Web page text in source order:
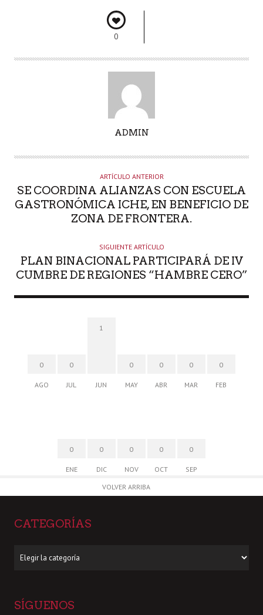
0
T
R
ADMIN
ARTÍCULO ANTERIOR
SE COORDINA ALIANZAS CON ESCUELA
GASTRONÓMICA ICHE, EN BENEFICIO DE
ZONA DE FRONTERA.
SIGUIENTE ARTÍCULO
PLAN BINACIONAL PARTICIPARÁ DE IV
CUMBRE DE REGIONES “HAMBRE CERO”
0
AGO
0
JUL
1
JUN
0
MAY
0
ABR
0
MAR
0
FEB
0
ENE
0
DIC
0
NOV
0
OCT
0
SEP
VOLVER ARRIBA
CATEGORÍAS
SÍGUENOS